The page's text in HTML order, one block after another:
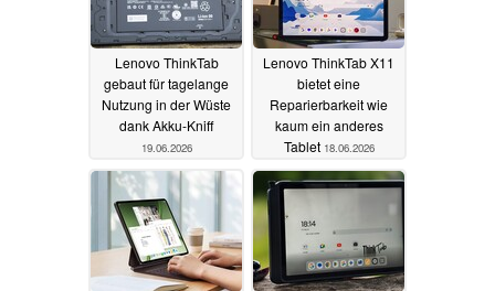
Lenovo ThinkTab
gebaut für tagelange
Nutzung in der Wüste
dank Akku-Kniff
19.06.2026
Lenovo ThinkTab X11
bietet eine
Reparierbarkeit wie
kaum ein anderes
Tablet 18.06.2026